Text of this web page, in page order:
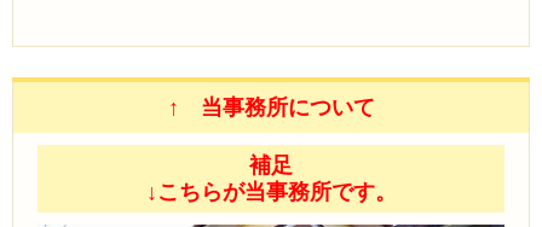
↑ 当事務所について
補足
↓こちらが当事務所です。